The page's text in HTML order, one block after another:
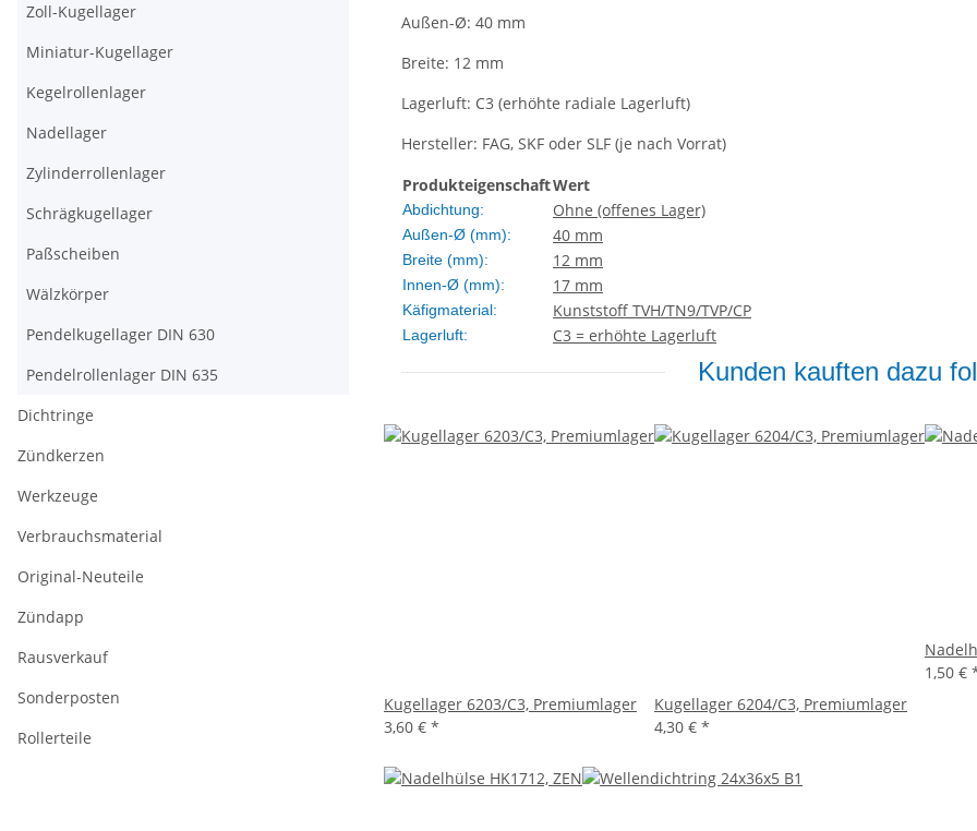
Außen-Ø: 40 mm
Breite: 12 mm
Lagerluft: C3 (erhöhte radiale Lagerluft)
Hersteller: FAG, SKF oder SLF (je nach Vorrat)
ProdukteigenschaftWert
Abdichtung: Ohne (offenes Lager)
Außen-Ø (mm): 40 mm
Breite (mm): 12 mm
Innen-Ø (mm): 17 mm
Käfigmaterial: Kunststoff TVH/TN9/TVP/CP
Lagerluft: C3 = erhöhte Lagerluft
Kunden kauften dazu
Kugellager 6203/C3, Premiumlager
3,60 € *
Kugellager 6204/C3, Premiumlager
4,30 € *
1,50 €
Zoll-Kugellager
Miniatur-Kugellager
Kegelrollenlager
Nadellager
Zylinderrollenlager
Schrägkugellager
Paßscheiben
Wälzkörper
Pendelkugellager DIN 630
Pendelrollenlager DIN 635
Dichtringe
Zündkerzen
Werkzeuge
Verbrauchsmaterial
Original-Neuteile
Zündapp
Rausverkauf
Sonderposten
Rollerteile